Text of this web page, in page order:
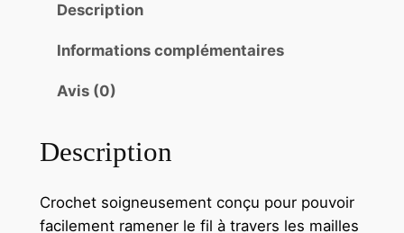
Description
Informations complémentaires
Avis (0)
Description
Crochet soigneusement conçu pour pouvoir
facilement ramener le fil à travers les mailles